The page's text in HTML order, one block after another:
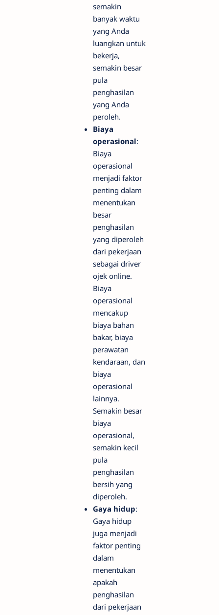
semakin
banyak waktu
yang Anda
luangkan untuk
bekerja,
semakin besar
pula
penghasilan
yang Anda
peroleh.
Biaya
operasional:
Biaya
operasional
menjadi faktor
penting dalam
menentukan
besar
penghasilan
yang diperoleh
dari pekerjaan
sebagai driver
ojek online.
Biaya
operasional
mencakup
biaya bahan
bakar, biaya
perawatan
kendaraan, dan
biaya
operasional
lainnya.
Semakin besar
biaya
operasional,
semakin kecil
pula
penghasilan
bersih yang
diperoleh.
Gaya hidup:
Gaya hidup
juga menjadi
faktor penting
dalam
menentukan
apakah
penghasilan
dari pekerjaan